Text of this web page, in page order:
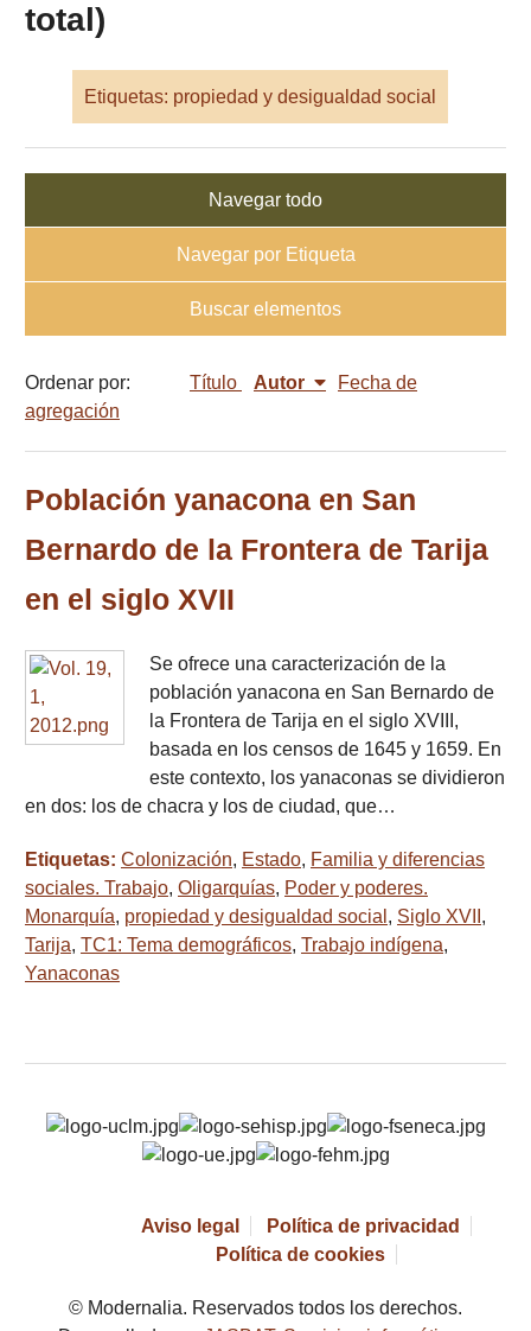
total)
Etiquetas: propiedad y desigualdad social
Navegar todo
Navegar por Etiqueta
Buscar elementos
Ordenar por: Título Autor
Fecha de
agregación
Población yanacona en San
Bernardo de la Frontera de Tarija
en el siglo XVII
Se ofrece una caracterización de la
población yanacona en San Bernardo de
la Frontera de Tarija en el siglo XVIII,
basada en los censos de 1645 y 1659. En
este contexto, los yanaconas se dividieron
en dos: los de chacra y los de ciudad, que…
Etiquetas: Colonización, Estado, Familia y diferencias
sociales. Trabajo, Oligarquías, Poder y poderes.
Monarquía, propiedad y desigualdad social , Siglo XVII ,
Tarija, TC1: Tema demográficos, Trabajo indígena,
Yanaconas
Aviso legal
Política de privacidad
Política de cookies
© Modernalia. Reservados todos los derechos.